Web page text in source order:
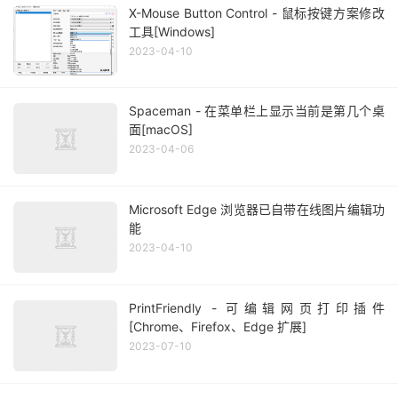
X-Mouse Button Control - 鼠标按键方案修改
工具[Windows]
2023-04-10
Spaceman - 在菜单栏上显示当前是第几个桌
面[macOS]
2023-04-06
Microsoft Edge 浏览器已自带在线图片编辑功
能
2023-04-10
PrintFriendly - 可编辑网页打印插件
[Chrome、Firefox、Edge 扩展]
2023-07-10